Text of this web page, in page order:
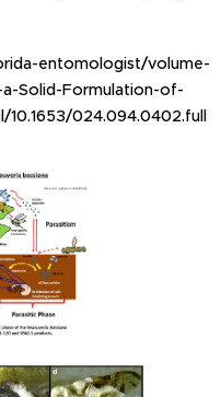
entomologist/volume-
Solid-Formulation-of-
024.094.0402.full